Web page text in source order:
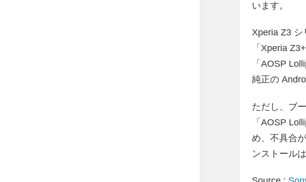
います。
Xperia Z3 シ
「Xperia
「AOSP
純正の
ただし、ブ
「AOSP
め、不具合
ンストール